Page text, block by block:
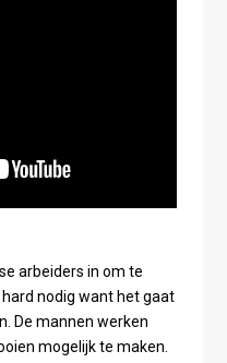
arbeiders in om te
nodig want het gaat
De mannen werken
mogelijk te maken.